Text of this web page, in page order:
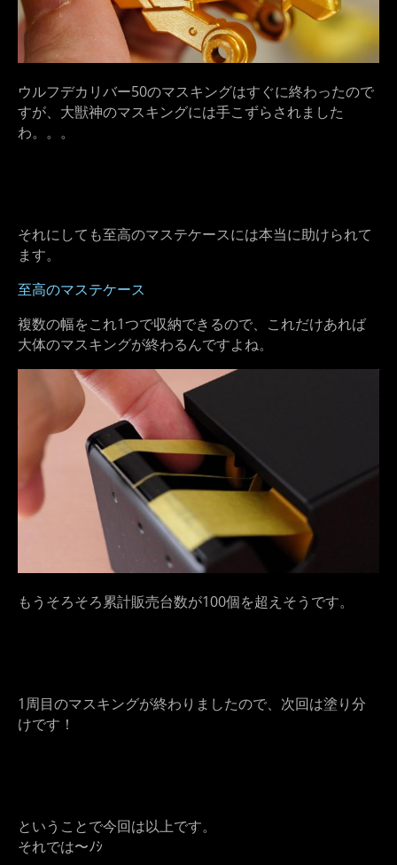
ウルフデカリバー50のマスキングはすぐに終わったので
すが、大獣神のマスキングには手こずらされました
わ。。。
それにしても至高のマステケースには本当に助けられて
ます。
至高のマステケース
複数の幅をこれ1つで収納できるので、これだけあれば
大体のマスキングが終わるんですよね。
もうそろそろ累計販売台数が100個を超えそうです。
1周目のマスキングが終わりましたので、次回は塗り分
けです！
ということで今回は以上です。
それでは〜ﾉｼ